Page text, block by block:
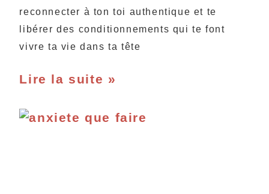
reconnecter à ton toi authentique et te
libérer des conditionnements qui te font
vivre ta vie dans ta tête
Lire la suite »